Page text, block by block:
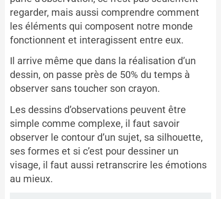
regarder, mais aussi comprendre comment
les éléments qui composent notre monde
fonctionnent et interagissent entre eux.
Il arrive même que dans la réalisation d’un
dessin, on passe près de 50% du temps à
observer sans toucher son crayon.
Les dessins d’observations peuvent être
simple comme complexe, il faut savoir
observer le contour d’un sujet, sa silhouette,
ses formes et si c’est pour dessiner un
visage, il faut aussi retranscrire les émotions
au mieux.